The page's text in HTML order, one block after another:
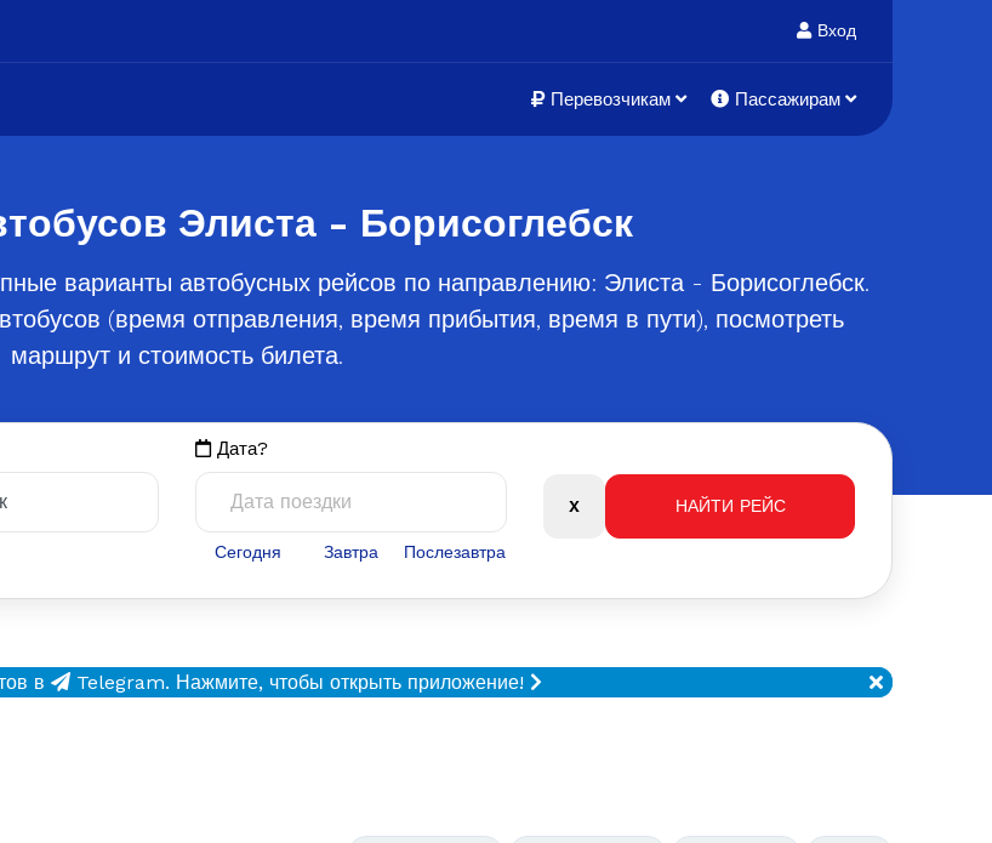
Вход
Перевозчикам Пассажирам
Элиста - Борисоглебск
варианты автобусных рейсов по направлению: Элиста - Борисоглебск.
(время отправления, время прибытия, время в пути), посмотреть
маршрут и стоимость билета.
Дата?
Сегодня Завтра Послезавтра
в Telegram. Нажмите, чтобы открыть приложение!